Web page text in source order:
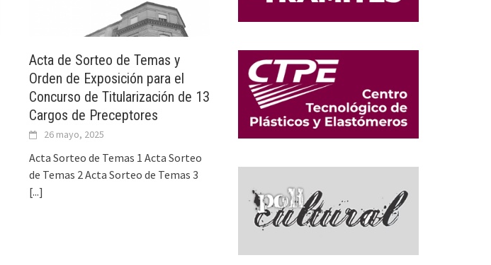
Acta de Sorteo de Temas y
Orden de Exposición para el
Concurso de Titularización de 13
Cargos de Preceptores
26 mayo, 2025
Acta Sorteo de Temas 1 Acta Sorteo
de Temas 2 Acta Sorteo de Temas 3
[...]